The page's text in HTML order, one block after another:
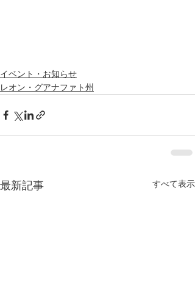
イベント・お知らせ
レオン・グアナファト州
最新記事 すべて表示